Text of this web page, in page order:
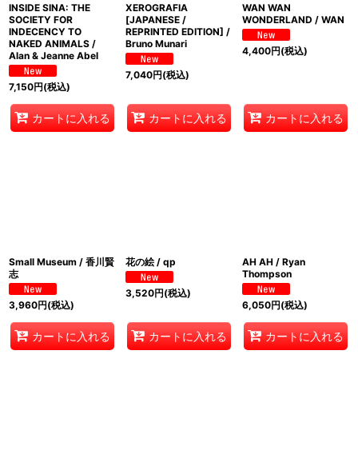
INSIDE SINA: THE
SOCIETY FOR
INDECENCY TO
NAKED ANIMALS /
Alan & Jeanne Abel
7,150円(税込)
カートに入れる
XEROGRAFIA
[JAPANESE /
REPRINTED EDITION] /
Bruno Munari
7,040円(税込)
カートに入れる
WAN WAN
WONDERLAND / WAN
4,400円(税込)
カートに入れる
Small Museum / 香川賢
志
3,960円(税込)
カートに入れる
花の絵 / qp
3,520円(税込)
カートに入れる
AH AH / Ryan
Thompson
6,050円(税込)
カートに入れる